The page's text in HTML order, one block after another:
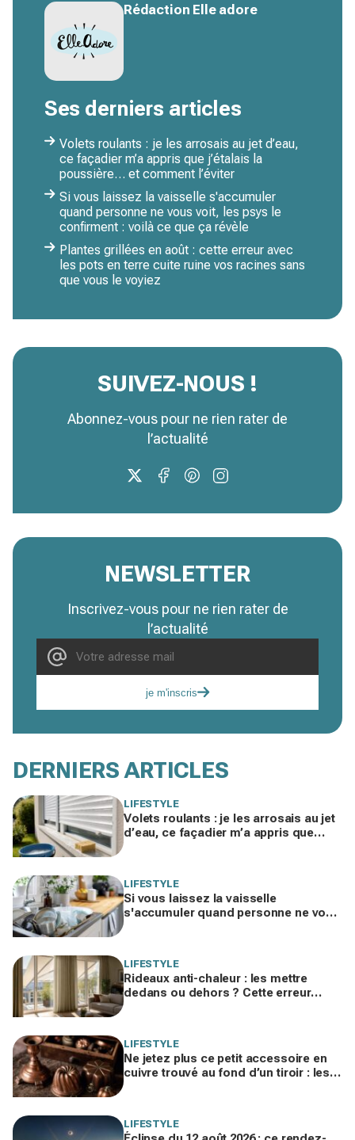
Rédaction Elle adore
Ses derniers articles
Volets roulants : je les arrosais au jet d’eau,
ce façadier m’a appris que j’étalais la
poussière… et comment l’éviter
Si vous laissez la vaisselle s'accumuler
quand personne ne vous voit, les psys le
confirment : voilà ce que ça révèle
Plantes grillées en août : cette erreur avec
les pots en terre cuite ruine vos racines sans
que vous le voyiez
SUIVEZ-NOUS !
Abonnez-vous pour ne rien rater de
l’actualité
NEWSLETTER
Inscrivez-vous pour ne rien rater de
l’actualité
je m'inscris
DERNIERS ARTICLES
LIFESTYLE
Volets roulants : je les arrosais au jet
d’eau, ce façadier m’a appris que
LIFESTYLE
Si vous laissez la vaisselle
s'accumuler quand personne ne vous
LIFESTYLE
Rideaux anti-chaleur : les mettre
dedans ou dehors ? Cette erreur
LIFESTYLE
Ne jetez plus ce petit accessoire en
cuivre trouvé au fond d’un tiroir : les
LIFESTYLE